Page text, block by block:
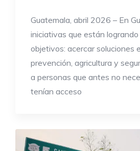
Guatemala, abril 2026 – En
iniciativas que están
objetivos: acercar soluciones
prevención, agricultura y
a personas que antes no
tenían acceso